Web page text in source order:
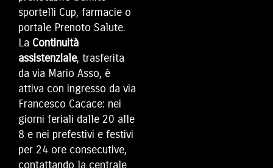
sportelli Cup, farmacie o
portale Prenoto Salute.
La Continuità
assistenziale, trasferita
da via Mario Asso, è
attiva con ingresso da via
Francesco Cacace: nei
giorni feriali dalle 20 alle
8 e nei prefestivi e festivi
per 24 ore consecutive,
contattando la centrale